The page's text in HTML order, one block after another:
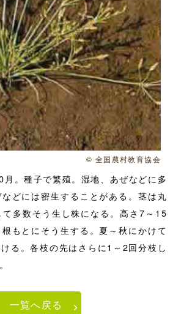
© 全国農村教育協会
。種子で繁殖。湿地、あぜなどに多
どには密生することがある。茎は丸
多数そう生し株になる。高さ7～15
もとにそう生する。夏～秋にかけて
る。各枝の先はさらに1～2回分枝し
一覧へ戻る